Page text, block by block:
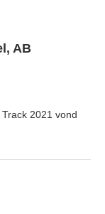
AB
2021 vond